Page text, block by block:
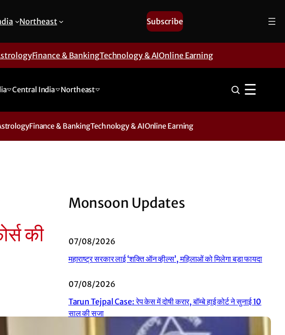
Northeast Subscribe
Finance & BankingTechnology & AIOnline Earning
Central India Northeast ☰
Finance & BankingTechnology & AIOnline Earning
की
Monsoon Updates
07/08/2026
महाराष्ट्र सरकार लाई ‘शक्ति ऑन व्हील्स’, महिलाओं को मिलेगा बड़ा फायदा
07/08/2026
Tarun Tejpal Case: रेप केस में दोषी करार, बॉम्बे हाई कोर्ट ने सुनाई 10
साल की सजा